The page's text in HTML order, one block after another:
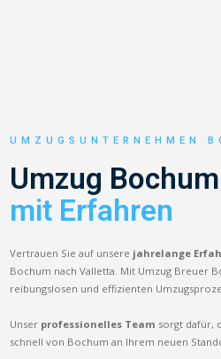
UMZUGSUNTERNEHMEN
Umzug
mit Erfahren
Vertrauen Sie auf unsere jahrelange
Bochum nach Valletta. Mit Umzug Breuer
reibungslosen und effizienten
Unser professionelles Team sorgt dafür,
schnell von Bochum an Ihrem neuen